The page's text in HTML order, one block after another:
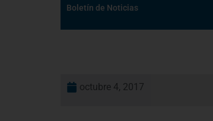
Boletín de Noticias
octubre 4, 2017